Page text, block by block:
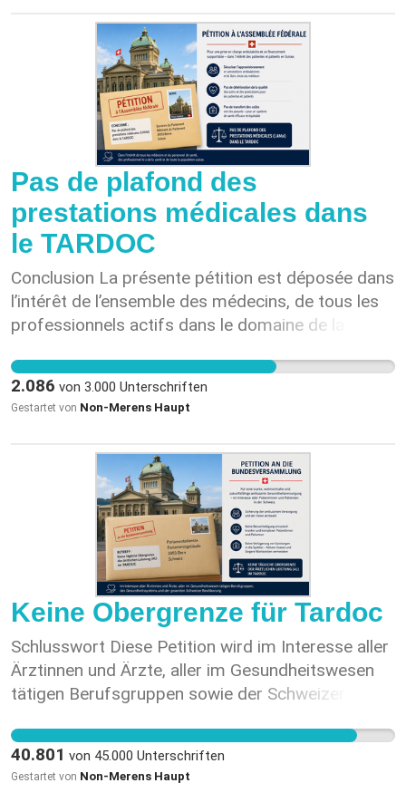
all’Assemblea federale di opporsi all’introduzione
di un tetto giornaliero delle prestazioni mediche
nel TARDOC. Primo firmatario Dr. med. N. Haupt
Pas de plafond des
prestations médicales dans
le TARDOC
Conclusion La présente pétition est déposée dans
l’intérêt de l’ensemble des médecins, de tous les
professionnels actifs dans le domaine de la santé
ambulatoires de haute qualité, accessibles à
proximité du domicile et économiquement viables
constituent un pilier indispensable de notre
l’Assemblée fédérale de s’opposer à l’introduction
d’une limite journalière des prestations médicales
dans le TARDOC. Premier signataire Dr méd. N.
2.086 von 3.000 Unterschriften
Gestartet von Non-Merens Haupt
Keine Obergrenze für Tardoc
Schlusswort Diese Petition wird im Interesse aller
Ärztinnen und Ärzte, aller im Gesundheitswesen
tätigen Berufsgruppen sowie der Schweizer
hochstehende, wohnortsnahe und wirtschaftlich
tragfähige ambulante Gesundheitsversorgung ist
eine unverzichtbare Grundlage unseres
40.801 von 45.000 Unterschriften
Gestartet von Non-Merens Haupt